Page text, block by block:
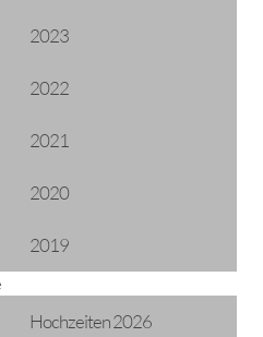
2023
2022
2021
2020
2019
Hochzeiten 2026